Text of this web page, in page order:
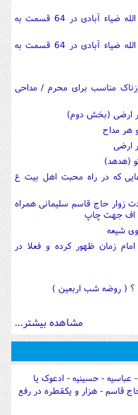
شرح زیارت جامعه کبیره توسط استاد آیت الله ضیاء آبادی در 64 قسمت به
شرح زیارت جامعه کبیره توسط استاد آیت الله ضیاء آبادی در 64 قسمت به
مناسب برای محرم / مداحی
ارضی (بخش دوم)
هر مداح
ارضی
(هدهد)
که در راه محبت اهل بیت ع
زوار حاج قاسم سلیمانی همراه
اف جهت چاپ
وی شیعه
زمان ظهور کرده و فعلا در
؟ ( روضه شب اربعین )
مشاهده بیشتر...
عباسیه - حسینیه - ادعوک یا
قاسم - هزار و یکقطره در رفع